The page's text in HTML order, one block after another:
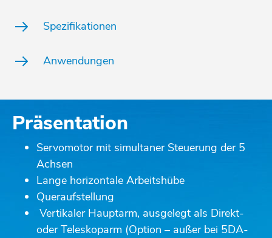
Spezifikationen
Anwendungen
Präsentation
Servomotor mit simultaner Steuerung der 5
Achsen
Lange horizontale Arbeitshübe
Queraufstellung
Vertikaler Hauptarm, ausgelegt als Direkt-
oder Teleskoparm (Option – außer bei 5DA-